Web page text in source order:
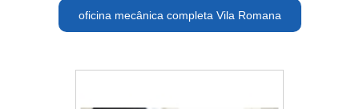
oficina mecânica completa Vila Romana